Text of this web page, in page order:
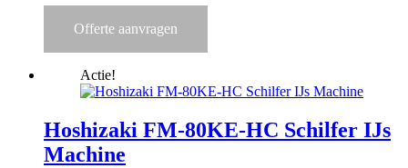
Offerte aanvragen
Actie!
Hoshizaki FM-80KE-HC Schilfer IJs
Machine